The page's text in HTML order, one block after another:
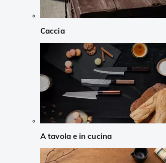
Caccia
A tavola e in cucina